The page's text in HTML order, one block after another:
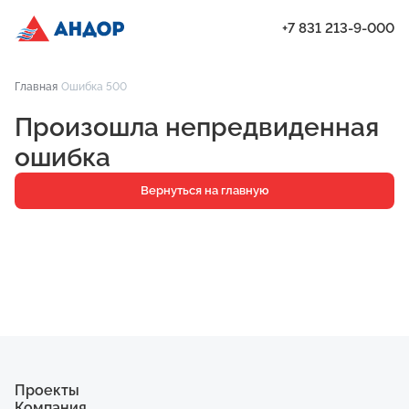
Проекты
Квартиры
Паркинг
Кладовые
+7 831 213-9-000
Главная Ошибка 500
Произошла непредвиденная
ошибка
Вернуться на главную
Проекты